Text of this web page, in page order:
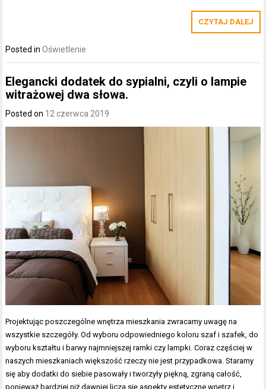
CZYTAJ DALEJ
Posted inOświetlenie
Elegancki dodatek do sypialni, czyli o lampie
witrażowej dwa słowa.
Posted on 12 czerwca 2019
Projektując poszczególne wnętrza mieszkania zwracamy uwagę na
wszystkie szczegóły. Od wyboru odpowiedniego koloru szaf i szafek, do
wyboru kształtu i barwy najmniejszej ramki czy lampki. Coraz częściej w
naszych mieszkaniach większość rzeczy nie jest przypadkowa. Staramy
się aby dodatki do siebie pasowały i tworzyły piękną, zgraną całość,
ponieważ bardziej niż dawniej liczą się aspekty estetyczne wnętrz i